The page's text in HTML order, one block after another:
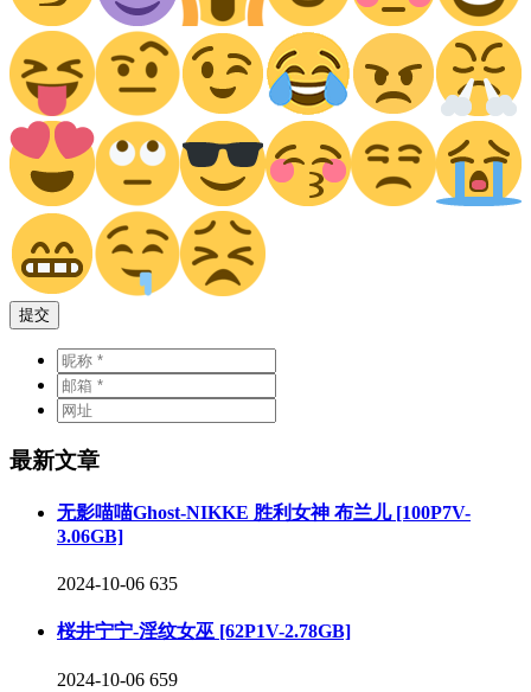
提交
最新文章
无影喵喵Ghost-NIKKE 胜利女神 布兰儿 [100P7V-
3.06GB]
2024-10-06 635
桜井宁宁-淫纹女巫 [62P1V-2.78GB]
2024-10-06 659